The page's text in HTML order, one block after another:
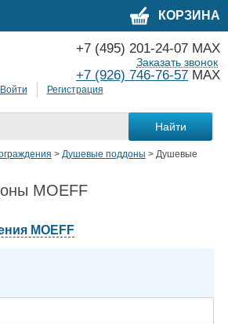
КОРЗИНА
Войти Регистрация
+7 (495) 201-24-07 MAX
+7 (926) 746-76-57 MAX
Заказать звонок
> Душевые поддоны > Душевые
MOEFF
MOEFF